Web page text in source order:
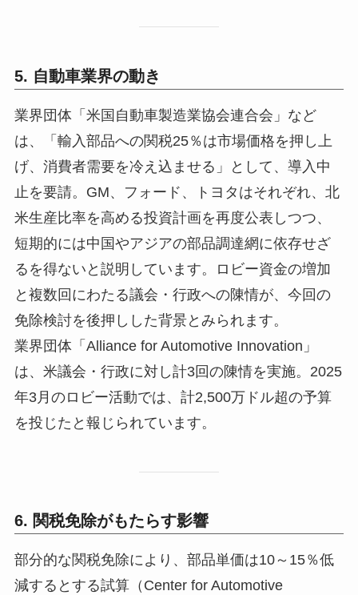
5. 自動車業界の動き
業界団体「米国自動車製造業協会連合会」など
は、「輸入部品への関税25％は市場価格を押し上
げ、消費者需要を冷え込ませる」として、導入中
止を要請。GM、フォード、トヨタはそれぞれ、北
米生産比率を高める投資計画を再度公表しつつ、
短期的には中国やアジアの部品調達網に依存せざ
るを得ないと説明しています。ロビー資金の増加
と複数回にわたる議会・行政への陳情が、今回の
免除検討を後押しした背景とみられます。
業界団体「Alliance for Automotive Innovation」
は、米議会・行政に対し計3回の陳情を実施。2025
年3月のロビー活動では、計2,500万ドル超の予算
を投じたと報じられています。
6. 関税免除がもたらす影響
部分的な関税免除により、部品単価は10～15％低
減するとする試算（Center for Automotive